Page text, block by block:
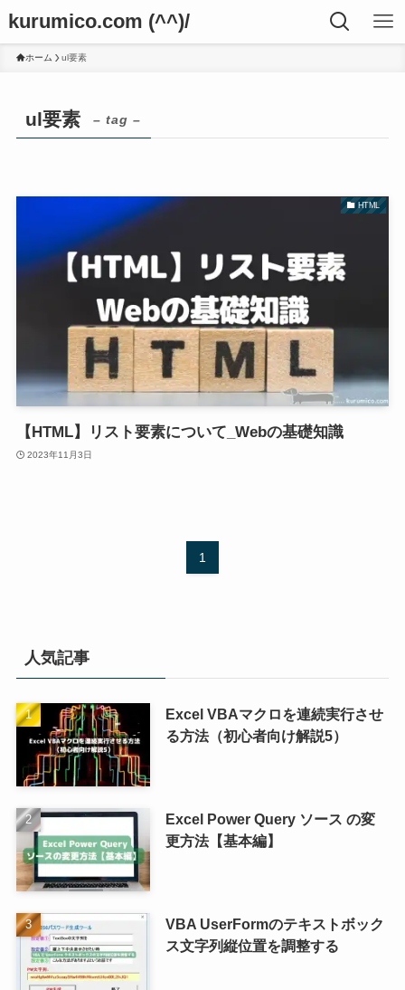
kurumico.com (^^)/
ホーム ul要素
ul要素 – tag –
HTML
【HTML】リスト要素について_Webの基礎知識
2023年11月3日
1
人気記事
Excel VBAマクロを連続実行させ
る方法（初心者向け解説5）
Excel Power Query ソース の変
更方法【基本編】
VBA UserFormのテキストボック
ス文字列縦位置を調整する